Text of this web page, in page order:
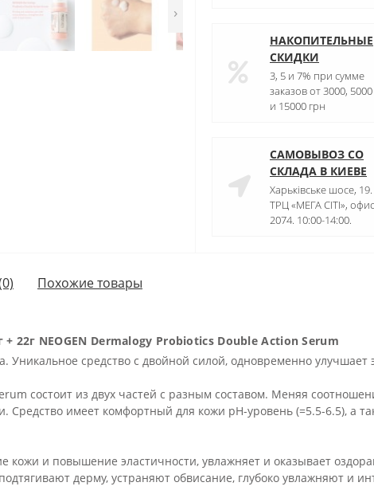
›
НАКОПИТЕЛЬНЫЕ
СКИДКИ
3, 5 и 7% при сумме
заказов от 3000, 5000
и 15000 грн
САМОВЫВОЗ СО
СКЛАДА В КИЕВЕ
Харьківське шосе, 19.
ТРЦ «МЕГА СІТІ», офис
2074. 10:00-14:00.
Похожие товары
22г NEOGEN Dermalogy Probiotics Double Action Serum
средство с двойной силой, одновременно улучшает
состоит из двух частей с разным составом. Меняя
Средство имеет комфортный для кожи рН-уровень (=5.5-6.5), а
кожи и повышение эластичности, увлажняет и оказывает
дерму, устраняют обвисание, глубоко увлажняют и